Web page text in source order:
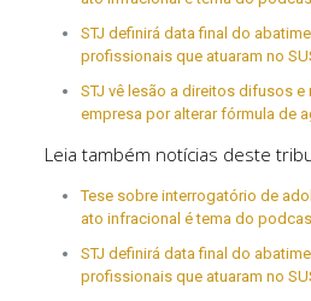
STJ definirá data final do
profissionais que atuaram no
STJ vê lesão a direitos difusos
empresa por alterar fórmula de
Leia também notícias deste
Tese sobre interrogatório de
ato infracional é tema do
STJ definirá data final do
profissionais que atuaram no